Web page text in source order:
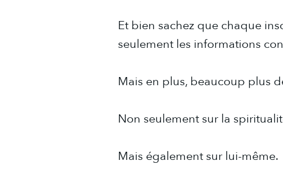
Et bien sachez que chaque
seulement les informations
Mais en plus, beaucoup plus
Non seulement sur la
Mais également sur lui-même.